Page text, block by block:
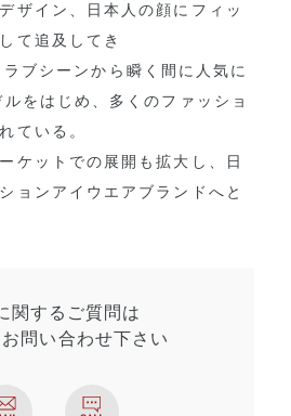
ザイン、日本人の顔にフィッ
て追及してき
ブシーンから瞬く間に人気に
をはじめ、多くのファッショ
ている。
ケットでの展開も拡大し、日
ョンアイウエアブランドへと
関するご質問は
問い合わせ下さい